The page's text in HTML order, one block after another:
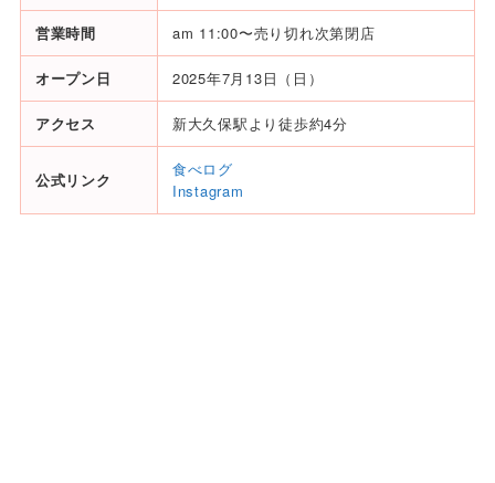
営業時間 am 11:00〜売り切れ次第閉店
オープン日 2025年7月13日（日）
アクセス 新大久保駅より徒歩約4分
公式リンク
食べログ
Instagram